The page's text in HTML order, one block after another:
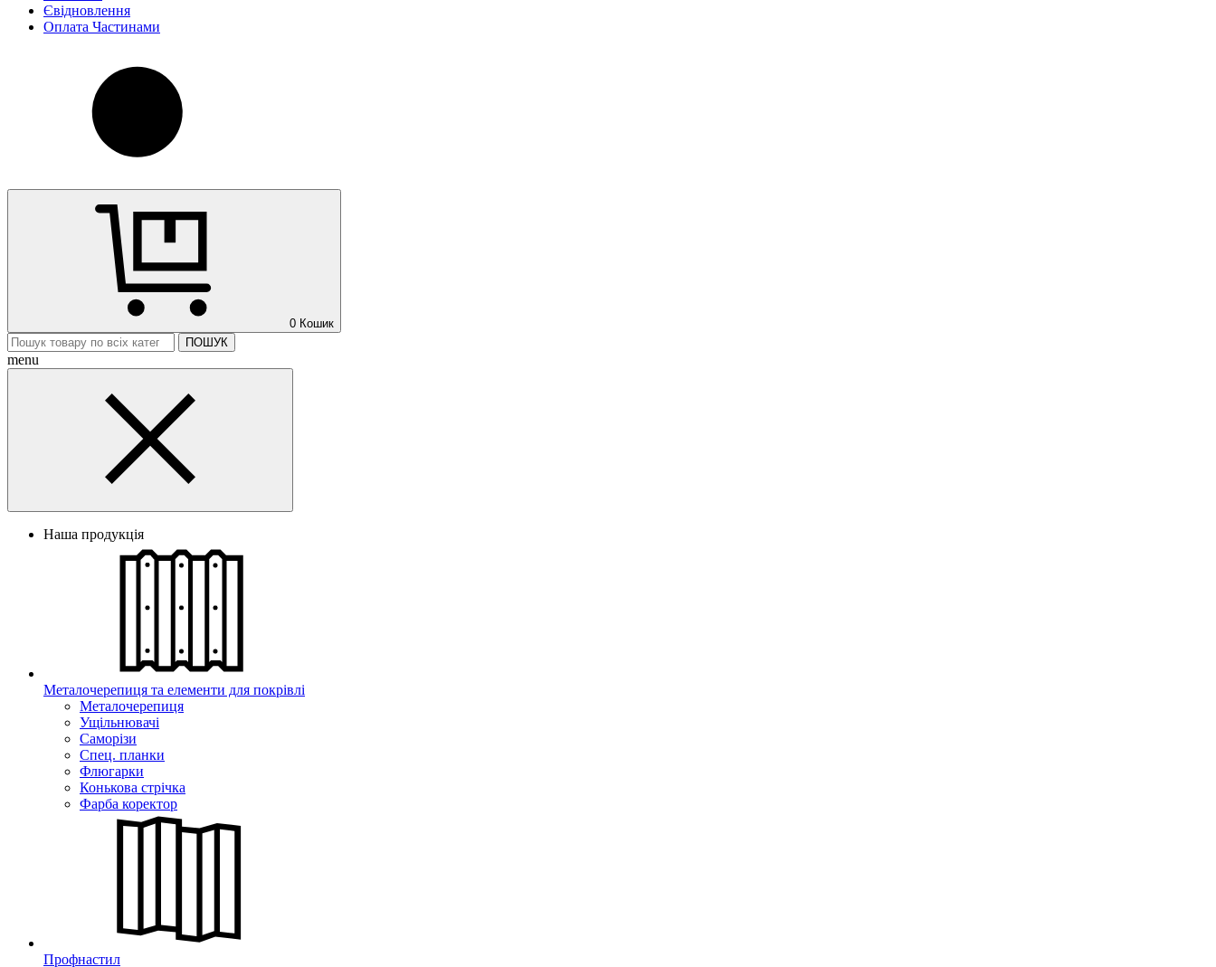
Євідновлення
Оплата Частинами
0 Кошик
ПОШУК
menu
Наша продукція
Металочерепиця та елементи для покрівлі
Металочерепиця
Ущільнювачі
Саморізи
Спец. планки
Флюгарки
Конькова стрічка
Фарба коректор
Профнастил